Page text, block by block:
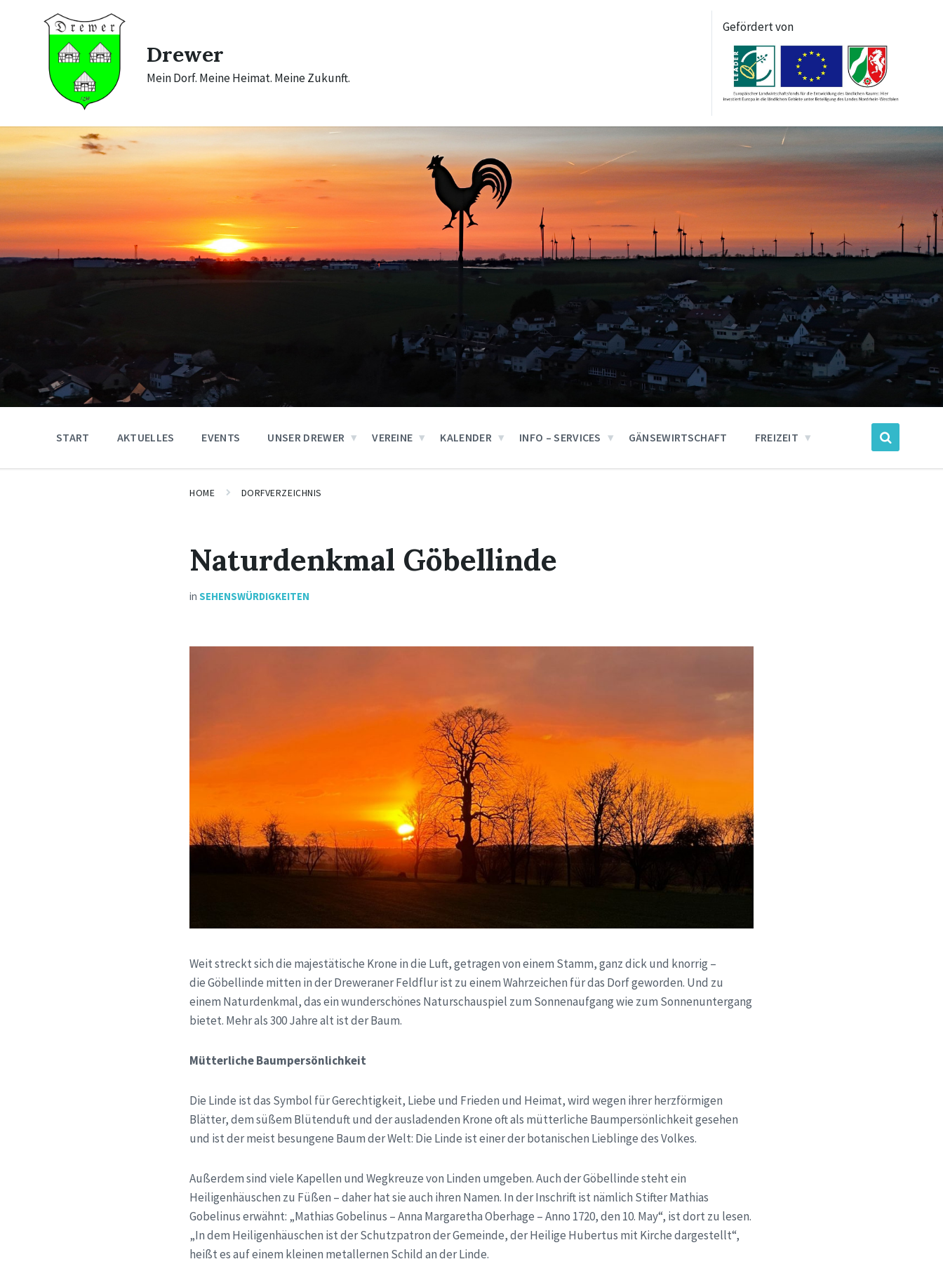
Drewer
Mein Dorf. Meine Heimat. Meine Zukunft.
Gefördert von
START AKTUELLES EVENTS UNSER DREWER VEREINE KALENDER INFO – SERVICES GÄNSEWIRTSCHAFT FREIZEIT
HOME DORFVERZEICHNIS
Naturdenkmal Göbellinde
inSEHENSWÜRDIGKEITEN
Weit streckt sich die majestätische Krone in die Luft, getragen von einem Stamm, ganz dick und knorrig –
dieGöbellinde mitten in der Dreweraner Feldflur ist zu einem Wahrzeichen für das Dorf geworden. Und zu
einem Naturdenkmal, das ein wunderschönes Naturschauspiel zum Sonnenaufgang wie zum Sonnenuntergang
bietet. Mehr als 300 Jahre alt ist der Baum.
Mütterliche Baumpersönlichkeit
Die Linde ist das Symbol für Gerechtigkeit, Liebe und Frieden und Heimat, wird wegen ihrer herzförmigen
Blätter, dem süßem Blütenduft und der ausladenden Krone oft als mütterliche Baumpersönlichkeit gesehen
und ist der meist besungene Baum der Welt: Die Linde ist einer der botanischen Lieblinge des Volkes.
Außerdem sind viele Kapellen und Wegkreuze von Linden umgeben. Auch derGöbellindesteht ein
Heiligenhäuschen zu Füßen – daher hat sie auch ihren Namen. In der Inschrift ist nämlich Stifter Mathias
Gobelinus erwähnt: „Mathias Gobelinus – Anna Margaretha Oberhage – Anno 1720, den 10. May“, ist dort zu lesen.
„In dem Heiligenhäuschen ist der Schutzpatron der Gemeinde, der Heilige Hubertus mit Kirche dargestellt“,
heißt es auf einem kleinen metallernen Schild an der Linde.